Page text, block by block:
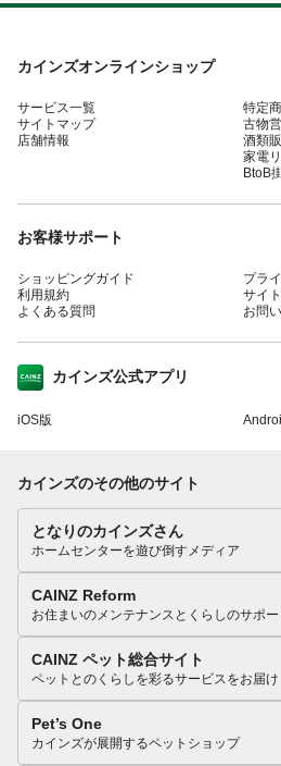
カインズオンラインショップ
サービス一覧
サイトマップ
店舗情報
特定
古物
酒類
家電
BtoB
お客様サポート
ショッピングガイド
利用規約
よくある質問
プラ
サイ
お問
カインズ公式アプリ
iOS版
カインズのその他のサイト
となりのカインズさん
ホームセンターを遊び倒すメディア
CAINZ Reform
お住まいのメンテナンスとくらしのサポー
CAINZ ペット総合サイト
ペットとのくらしを彩るサービスをお届け
Pet’s One
カインズが展開するペットショップ